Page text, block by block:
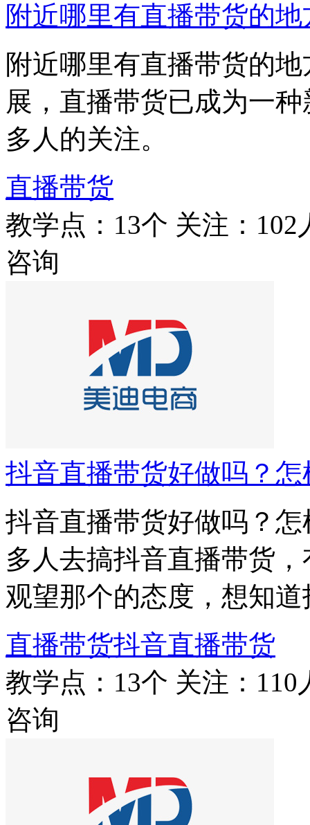
附近哪里有直播带货的地
附近哪里有直播带货的
展，直播带货已成为一
多人的关注。
直播带货
教学点：13个 关注：102
咨询
抖音直播带货好做吗？
抖音直播带货好做吗？
多人去搞抖音直播带货
观望那个的态度，想知
直播带货抖音直播带货
教学点：13个 关注：110
咨询